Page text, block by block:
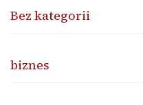
Bez kategorii
biznes